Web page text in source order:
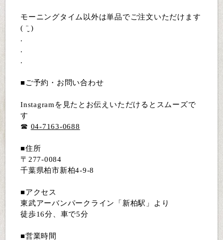
モーニングタイム以外は単品でご注文いただけます
( ¨̮ )
.
.
.
■ご予約・お問い合わせ
Instagramを見たとお伝えいただけるとスムーズで
す
☎︎ 04-7163-0688
■住所
〒277-0084
千葉県柏市新柏4-9-8
■アクセス
東武アーバンパークライン「新柏駅」より
徒歩16分、車で5分
■営業時間